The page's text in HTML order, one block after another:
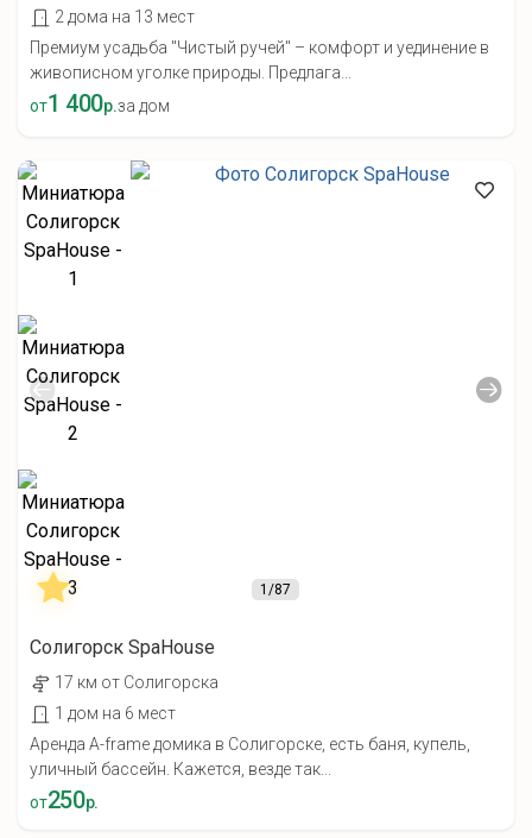
2 дома на 13 мест
Премиум усадьба "Чистый ручей" – комфорт и уединение в
живописном уголке природы. Предлага...
от1 400р.за дом
1/87
Солигорск SpaHouse
17 км от Солигорска
1 дом на 6 мест
Аренда A-frame домика в Солигорске, есть баня, купель,
уличный бассейн. Кажется, везде так...
от250р.